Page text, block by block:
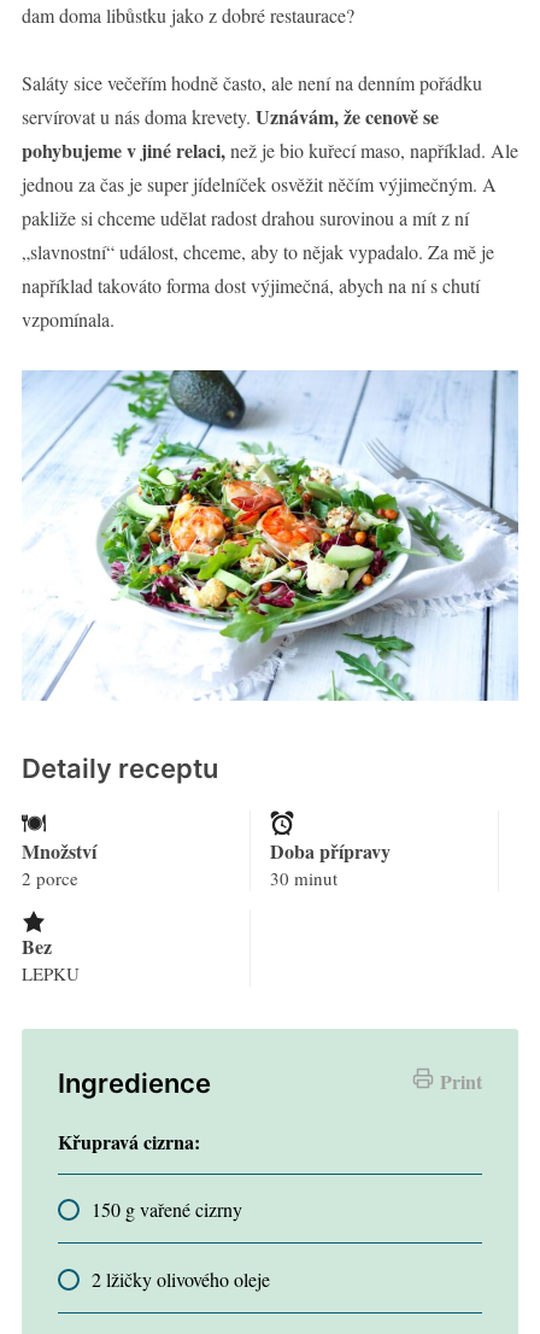
dam doma libůstku jako z dobré restaurace?
Saláty sice večeřím hodně často, ale není na denním pořádku
servírovat u nás doma krevety. Uznávám, že cenově se
pohybujeme v jiné relaci,než je bio kuřecí maso, například. Ale
jednou za čas je super jídelníček osvěžit něčím výjimečným. A
pakliže si chceme udělat radost drahou surovinou a mít z ní
„slavnostní“ událost, chceme, aby to nějak vypadalo. Za mě je
například takováto forma dost výjimečná, abych na ní s chutí
vzpomínala.
Detaily receptu
Množství
2 porce
Doba přípravy
30 minut
Bez
LEPKU
Print
Ingredience
Křupravá cizrna:
150 g vařené cizrny
2 lžičky olivového oleje